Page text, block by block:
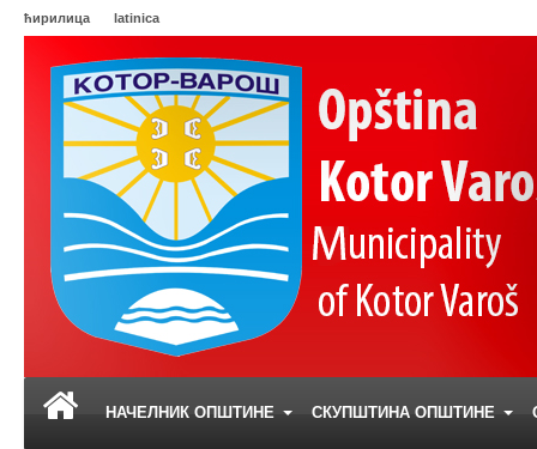
ћирилица latinica
НАЧЕЛНИК ОПШТИНЕ СКУПШТИНА ОПШТИНЕ